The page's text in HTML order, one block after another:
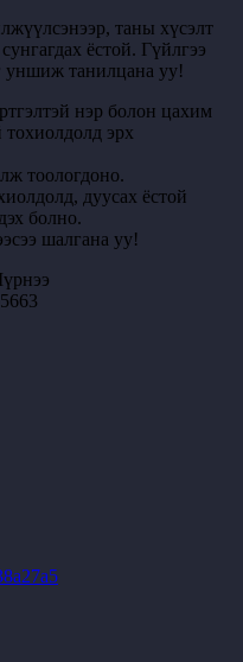
таны хүсэлт
ёстой. Гүйлгээ
уншиж танилцана уу!
нэр болон цахим
тохиолдолд эрх
тоологдоно.
дуусах ёстой
болно.
шалгана уу!